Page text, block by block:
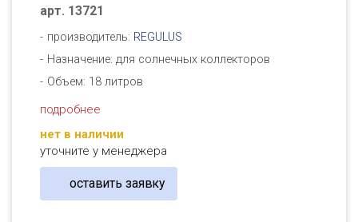
арт. 13721
производитель: REGULUS
Назначение: для солнечных коллекторов
Объем: 18 литров
подробнее
нет в наличии
уточните у менеджера
оставить заявку